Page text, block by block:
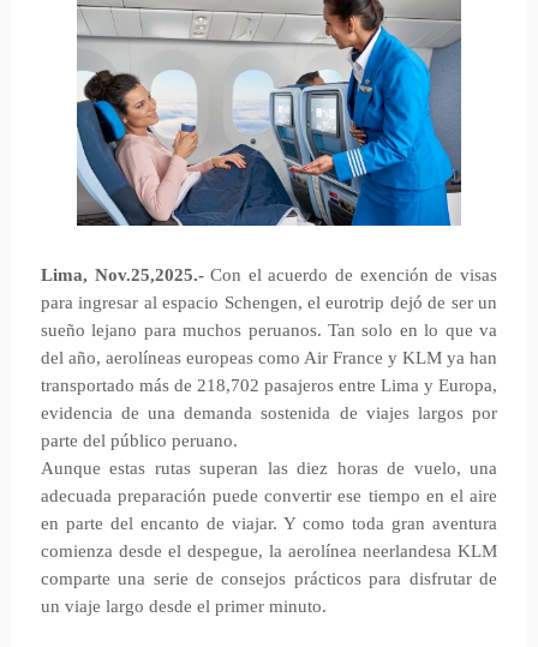
Lima, Nov.25,2025.-Con el acuerdo de exención de visas
para ingresar al espacio Schengen, el eurotrip dejó de ser un
sueño lejano para muchos peruanos. Tan solo en lo que va
del año, aerolíneas europeas como Air France y KLM ya han
transportado más de 218,702 pasajeros entre Lima y Europa,
evidencia de una demanda sostenida de viajes largos por
parte del público peruano.
Aunque estas rutas superan las diez horas de vuelo, una
adecuada preparación puede convertir ese tiempo en el aire
en parte del encanto de viajar. Y como toda gran aventura
comienza desde el despegue, la aerolínea neerlandesa KLM
comparte una serie de consejos prácticos para disfrutar de
un viaje largo desde el primer minuto.